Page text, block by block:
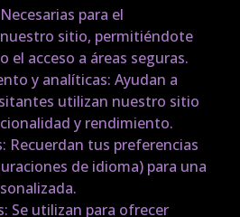
para el
sitio, permitiéndote
el acceso a áreas seguras.
y analíticas: Ayudan a
utilizan nuestro sitio
y rendimiento.
: Recuerdan tus preferencias
de idioma) para una
: Se utilizan para ofrecer